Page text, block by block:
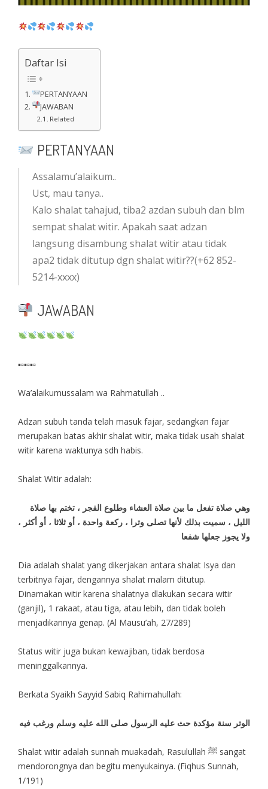
Daftar Isi
PERTANYAAN
JAWABAN
Related
PERTANYAAN
Assalamu’alaikum..
Ust, mau tanya..
Kalo shalat tahajud, tiba2 azdan subuh dan blm
sempat shalat witir. Apakah saat adzan
langsung disambung shalat witir atau tidak
apa2 tidak ditutup dgn shalat witir??(+62 852-
5214-xxxx)
JAWABAN
▪▫▪▫▪▫
Wa’alaikumussalam wa Rahmatullah ..
Adzan subuh tanda telah masuk fajar, sedangkan fajar
merupakan batas akhir shalat witir, maka tidak usah shalat
witir karena waktunya sdh habis.
Shalat Witir adalah:
وهي صلاة تفعل ما بين صلاة العشاء وطلوع الفجر ، تختم بها صلاة
الليل ، سميت بذلك لأنها تصلى وترا ، ركعة واحدة ، أو ثلاثا ، أو أكثر ،
ولا يجوز جعلها شفعا
Dia adalah shalat yang dikerjakan antara shalat Isya dan
terbitnya fajar, dengannya shalat malam ditutup.
Dinamakan witir karena shalatnya dlakukan secara witir
(ganjil), 1 rakaat, atau tiga, atau lebih, dan tidak boleh
menjadikannya genap. (Al Mausu’ah, 27/289)
Status witir juga bukan kewajiban, tidak berdosa
meninggalkannya.
Berkata Syaikh Sayyid Sabiq Rahimahullah:
الوتر سنة مؤكدة حث عليه الرسول صلى الله عليه وسلم ورغب فيه
Shalat witir adalah sunnah muakadah, Rasulullah ﷺ sangat
mendorongnya dan begitu menyukainya. (Fiqhus Sunnah,
1/191)